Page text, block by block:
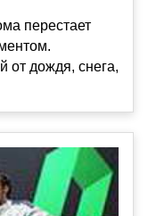
перестает
от дождя, снега,